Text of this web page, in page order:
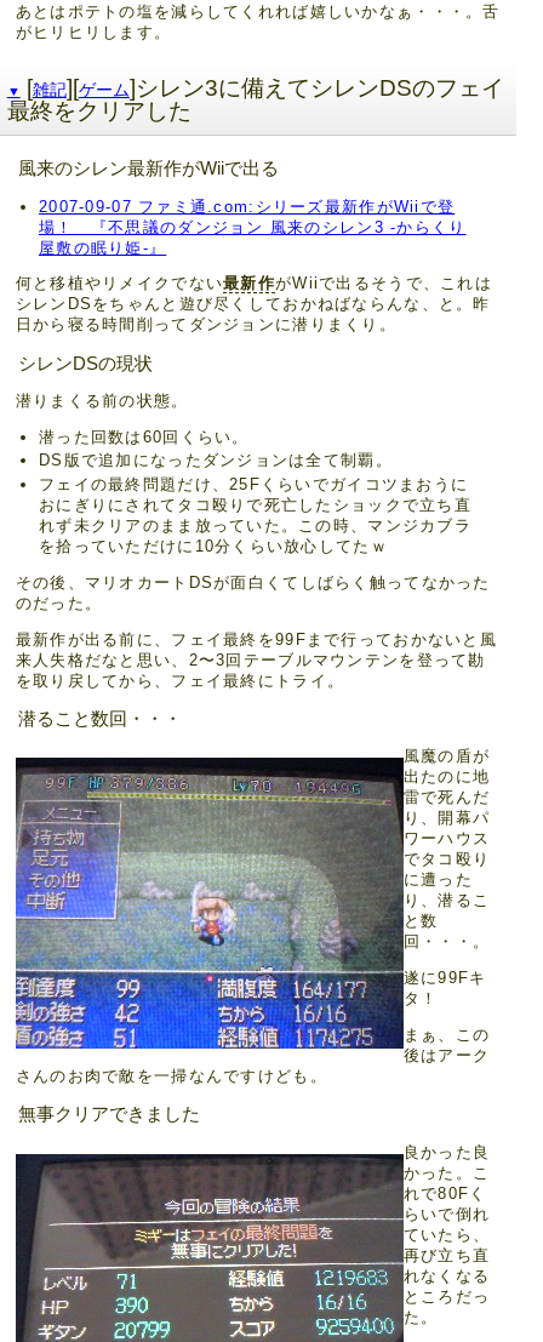
あとはポテトの塩を減らしてくれれば嬉しいかなぁ・・・。舌
がヒリヒリします。
▼ [雑記][ゲーム]シレン3に備えてシレンDSのフェイ
最終をクリアした
風来のシレン最新作がWiiで出る
2007-09-07 ファミ通.com:シリーズ最新作がWiiで登
場！ 『不思議のダンジョン 風来のシレン3 -からくり
屋敷の眠り姫-』
何と移植やリメイクでない最新作がWiiで出るそうで、これは
シレンDSをちゃんと遊び尽くしておかねばならんな、と。昨
日から寝る時間削ってダンジョンに潜りまくり。
シレンDSの現状
潜りまくる前の状態。
潜った回数は60回くらい。
DS版で追加になったダンジョンは全て制覇。
フェイの最終問題だけ、25Fくらいでガイコツまおうに
おにぎりにされてタコ殴りで死亡したショックで立ち直
れず未クリアのまま放っていた。この時、マンジカブラ
を拾っていただけに10分くらい放心してたｗ
その後、マリオカートDSが面白くてしばらく触ってなかった
のだった。
最新作が出る前に、フェイ最終を99Fまで行っておかないと風
来人失格だなと思い、2〜3回テーブルマウンテンを登って勘
を取り戻してから、フェイ最終にトライ。
潜ること数回・・・
風魔の盾が
出たのに地
雷で死んだ
り、開幕パ
ワーハウス
でタコ殴り
に遭った
り、潜るこ
と数
回・・・。
遂に99Fキ
タ！
まぁ、この
後はアーク
さんのお肉で敵を一掃なんですけども。
無事クリアできました
良かった良
かった。こ
れで80Fく
らいで倒れ
ていたら、
再び立ち直
れなくなる
ところだっ
た。